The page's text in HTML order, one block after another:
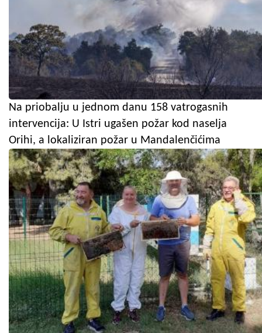
Na priobalju u jednom danu 158 vatrogasnih
intervencija: U Istri ugašen požar kod naselja
Orihi, a lokaliziran požar u Mandalenčićima